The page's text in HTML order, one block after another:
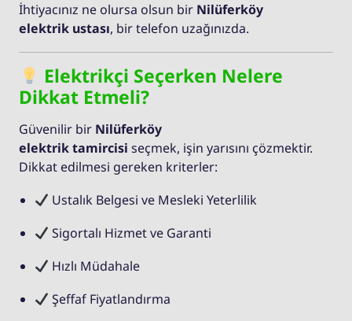
İhtiyacınız ne olursa olsun bir Nilüferköy
elektrik ustası, bir telefon uzağınızda.
Elektrikçi Seçerken Nelere
Dikkat Etmeli?
Güvenilir bir Nilüferköy
elektrik tamircisi seçmek, işin yarısını çözmektir.
Dikkat edilmesi gereken kriterler:
Ustalık Belgesi ve Mesleki Yeterlilik
Sigortalı Hizmet ve Garanti
Hızlı Müdahale
Şeffaf Fiyatlandırma